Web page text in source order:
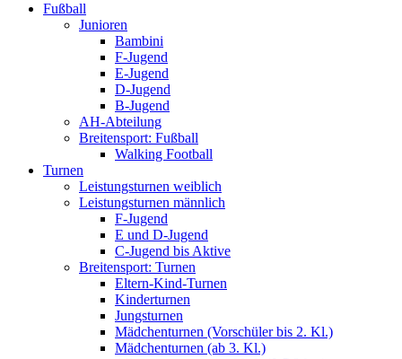
Fußball
Junioren
Bambini
F-Jugend
E-Jugend
D-Jugend
B-Jugend
AH-Abteilung
Breitensport: Fußball
Walking Football
Turnen
Leistungsturnen weiblich
Leistungsturnen männlich
F-Jugend
E und D-Jugend
C-Jugend bis Aktive
Breitensport: Turnen
Eltern-Kind-Turnen
Kinderturnen
Jungsturnen
Mädchenturnen (Vorschüler bis 2. Kl.)
Mädchenturnen (ab 3. Kl.)